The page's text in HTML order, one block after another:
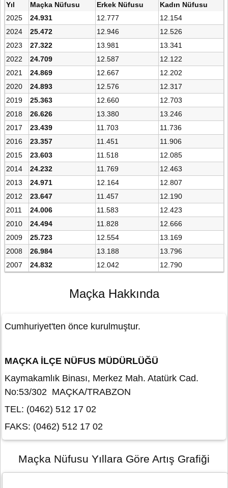
Yıl Maçka Nüfusu Erkek Nüfusu
Kadın Nüfusu
2025
24.931 12.777
12.154
2024
25.472 12.946
12.526
2023
27.322 13.981
13.341
2022
24.709 12.587
12.122
2021
24.869 12.667
12.202
2020
24.893 12.576
12.317
2019
25.363 12.660
12.703
2018
26.626 13.380
13.246
2017
23.439 11.703
11.736
2016
23.357 11.451
11.906
2015
23.603 11.518
12.085
2014
24.232 11.769
12.463
2013
24.971 12.164
12.807
2012
23.647 11.457
12.190
2011
24.006 11.583
12.423
2010
24.494 11.828
12.666
2009
25.723 12.554
13.169
2008
26.984 13.188
13.796
2007
24.832 12.042 12.790
Maçka Hakkında
Cumhuriyet'ten önce kurulmuştur.
MAÇKA İLÇE NÜFUS MÜDÜRLÜĞÜ
Kaymakamlık Binası, Merkez Mah. Atatürk Cad.
No:53/302 MAÇKA/TRABZON
TEL: (0462) 512 17 02
FAKS: (0462) 512 17 02
Maçka Nüfusu Yıllara Göre Artış Grafiği